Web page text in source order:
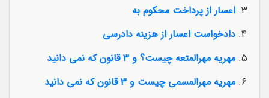
اعسار از پرداخت محکوم به
دادخواست اعسار از هزینه دادرسی
مهریه مهرالمتعه چیست؟ و 3 قانون که نمی دانید
مهریه مهرالمسمی چیست و 3 قانون که نمی دانید